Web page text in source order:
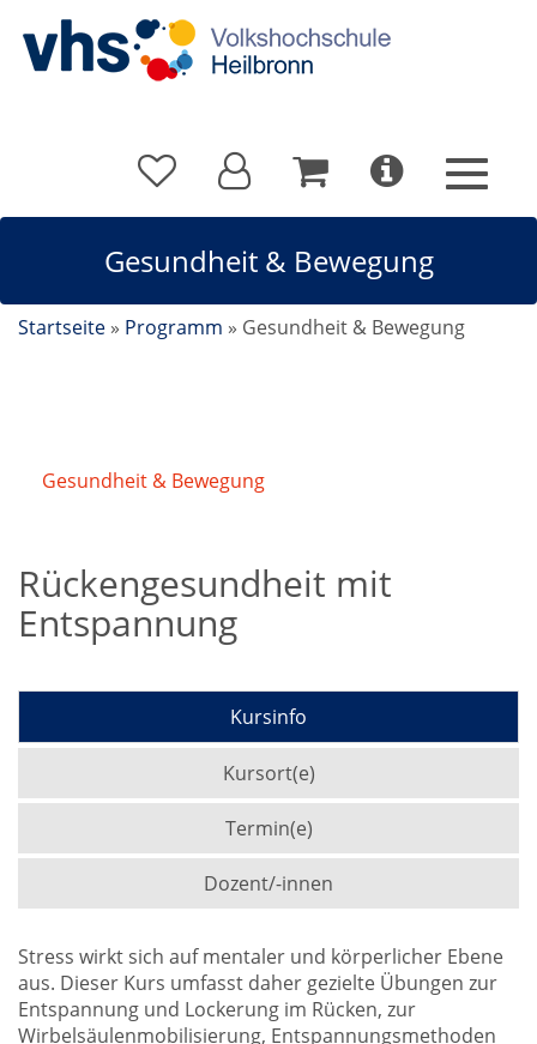
Gesundheit & Bewegung
Startseite » Programm » Gesundheit & Bewegung
Gesundheit & Bewegung
Rückengesundheit mit
Entspannung
Kursinfo
Kursort(e)
Termin(e)
Dozent/-innen
Stress wirkt sich auf mentaler und körperlicher Ebene
aus. Dieser Kurs umfasst daher gezielte Übungen zur
Entspannung und Lockerung im Rücken, zur
Wirbelsäulenmobilisierung, Entspannungsmethoden